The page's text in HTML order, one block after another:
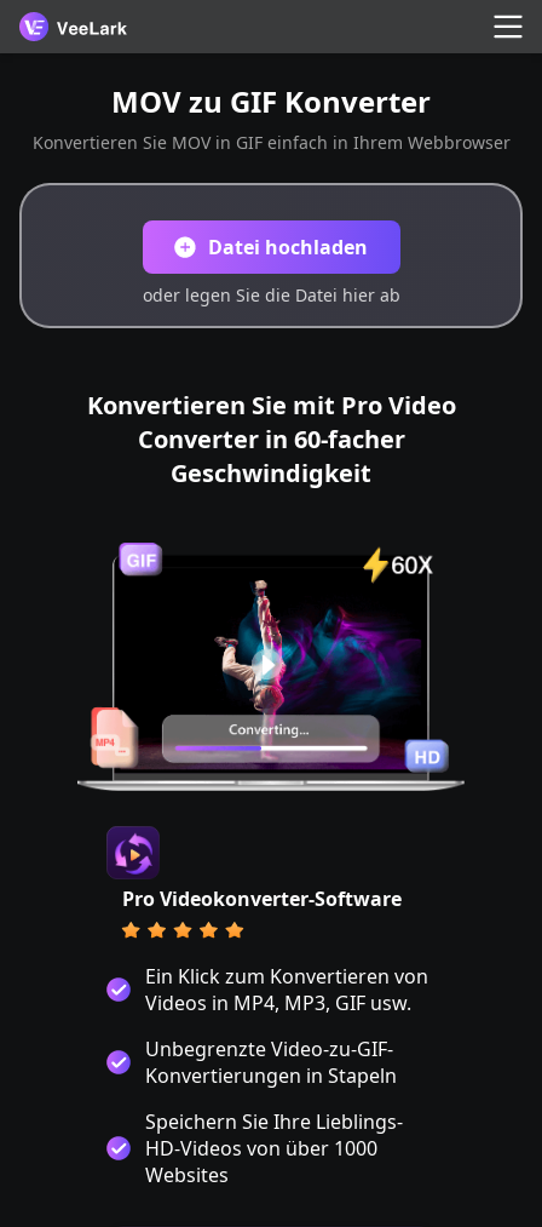
MOV zu GIF Konverter
Konvertieren Sie MOV in GIF einfach in Ihrem Webbrowser
Datei hochladen
oder legen Sie die Datei hier ab
Konvertieren Sie mit Pro Video
Converter in 60-facher
Geschwindigkeit
Pro Videokonverter-Software
Ein Klick zum Konvertieren von
Videos in MP4, MP3, GIF usw.
Unbegrenzte Video-zu-GIF-
Konvertierungen in Stapeln
Speichern Sie Ihre Lieblings-
HD-Videos von über 1000
Websites